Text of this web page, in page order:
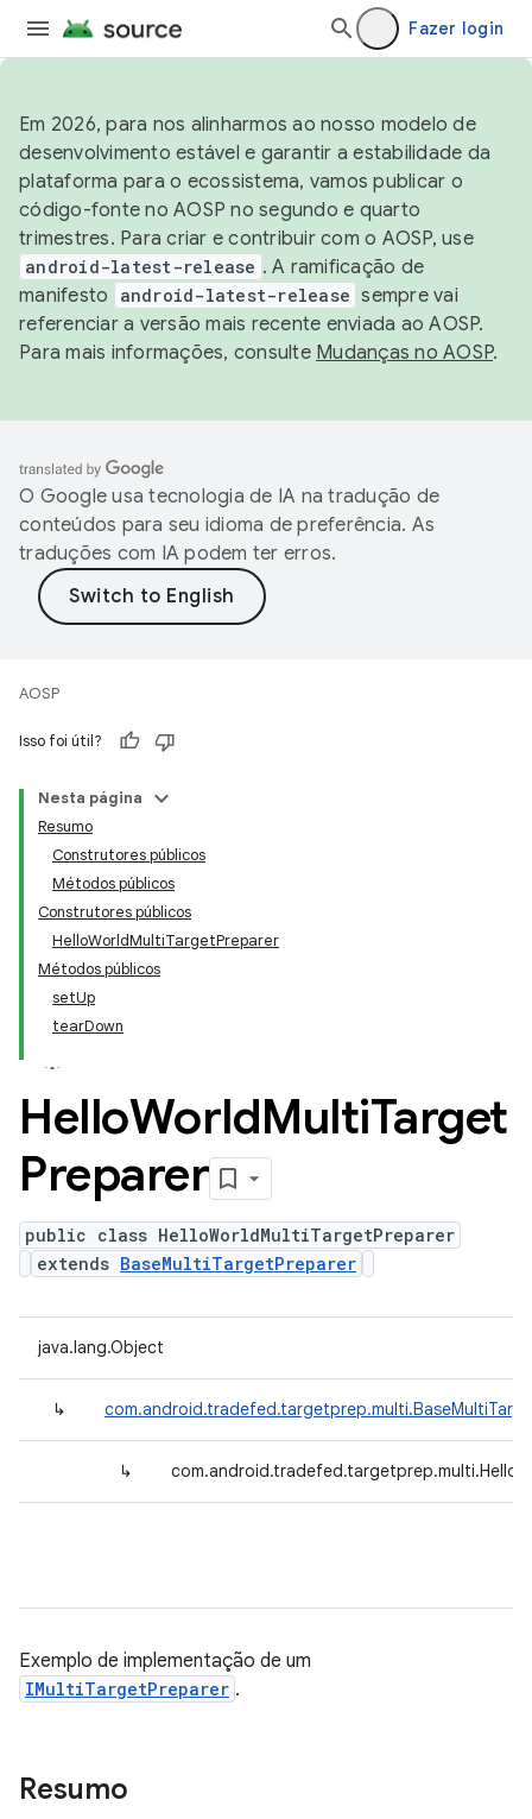
Fazer login
Em 2026, para nos alinharmos ao nosso modelo de
desenvolvimento estável e garantir a estabilidade da
plataforma para o ecossistema, vamos publicar o
código-fonte no AOSP no segundo e quarto
trimestres. Para criar e contribuir com o AOSP, use
android-latest-release . A ramificação de
manifesto
android-latest-release sempre vai
referenciar a versão mais recente enviada ao AOSP.
Para mais informações, consulte Mudanças no AOSP.
O Google usa tecnologia de IA na tradução de
conteúdos para seu idioma de preferência. As
traduções com IA podem ter erros.
AOSP
Isso foi útil?
Nesta página
Resumo
Construtores públicos
Métodos públicos
Construtores públicos
HelloWorldMultiTargetPreparer
Métodos públicos
setUp
tearDown
HelloWorldMultiTarget
Preparer
public class HelloWorldMultiTargetPreparer
extends BaseMultiTargetPreparer
java.lang.Object
↳
↳
Exemplo de implementação de um
IMultiTargetPreparer .
Resumo